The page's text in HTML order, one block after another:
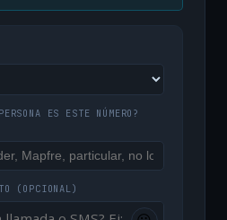
ES ESTE NÚMERO?
(OPCIONAL)